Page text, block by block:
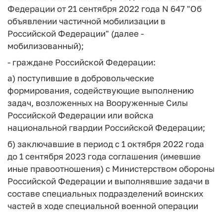
Федерации от 21 сентября 2022 года N 647 "Об
объявлении частичной мобилизации в
Российской Федерации" (далее -
мобилизованный);
- граждане Российской Федерации:
а) поступившие в добровольческие
формирования, содействующие выполнению
задач, возложенных на Вооруженные Силы
Российской Федерации или войска
национальной гвардии Российской Федерации;
б) заключавшие в период с 1 октября 2022 года
до 1 сентября 2023 года соглашения (имевшие
иные правоотношения) с Министерством обороны
Российской Федерации и выполнявшие задачи в
составе специальных подразделений воинских
частей в ходе специальной военной операции